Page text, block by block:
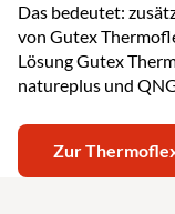
Das bedeutet:
von Gutex
Lösung Gutex
natureplus und
Zur